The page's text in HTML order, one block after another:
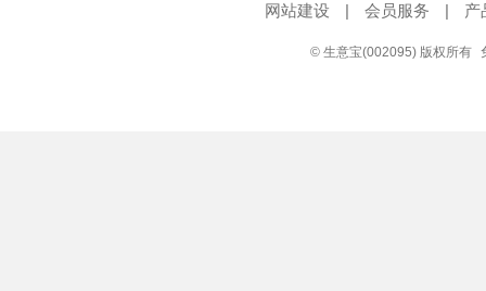
网站建设 | 会员服务 | 产
© 生意宝(002095) 版权所有